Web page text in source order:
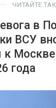
ЧИТАЙТЕ
в
ВСУ
к
года